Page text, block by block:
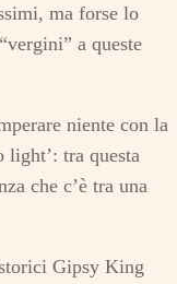
ma forse lo
a queste
niente con la
light’: tra questa
che c’è tra una
Gipsy King